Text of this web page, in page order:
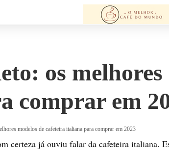
os
comprar em
modelos de cafeteira italiana para comprar em 2023
certeza já ouviu falar da cafeteira italiana.